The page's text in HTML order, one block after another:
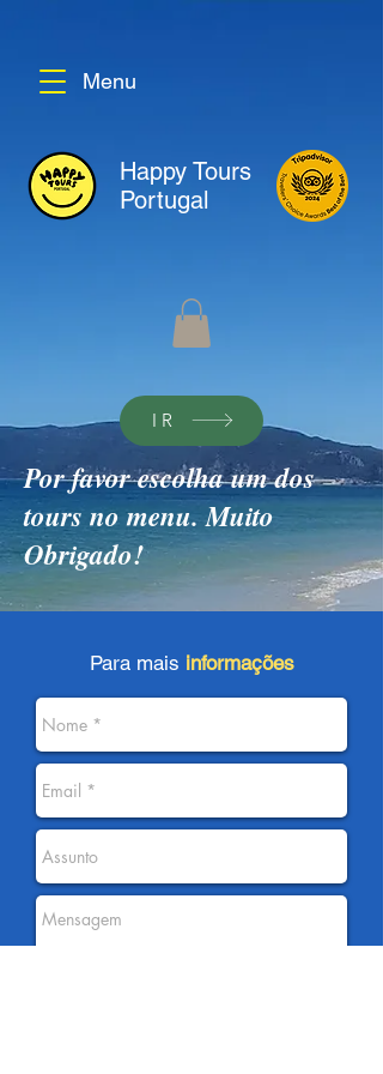
Menu
Happy Tours
Portugal
IR
Por favor escolha um dos
tours no menu. Muito
Obrigado!
Para mais informações